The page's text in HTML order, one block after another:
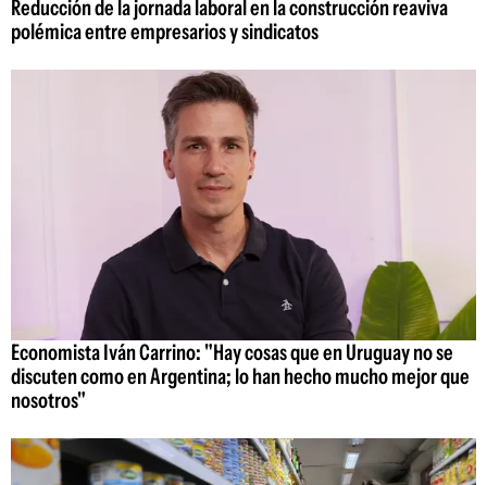
Reducción de la jornada laboral en la construcción reaviva
polémica entre empresarios y sindicatos
Economista Iván Carrino: "Hay cosas que en Uruguay no se
discuten como en Argentina; lo han hecho mucho mejor que
nosotros"